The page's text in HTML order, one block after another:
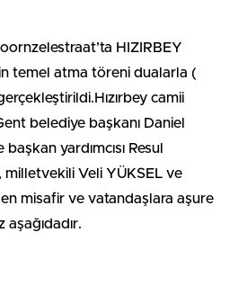
HIZIRBEY
temel atma töreni dualarla (
camii
belediye başkanı Daniel
yardımcısı Resul
milletvekili Veli YÜKSEL ve
misafir ve vatandaşlara aşure
aşağıdadır.